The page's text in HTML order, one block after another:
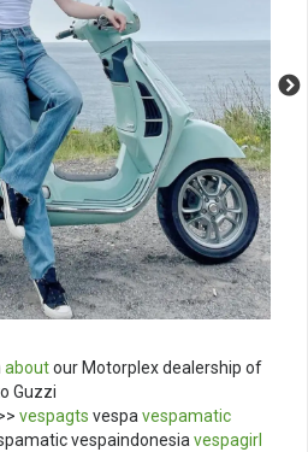
aboutour Motorplex dealership of
Guzzi
vespagts vespa vespamatic
vespaindonesia vespagirl